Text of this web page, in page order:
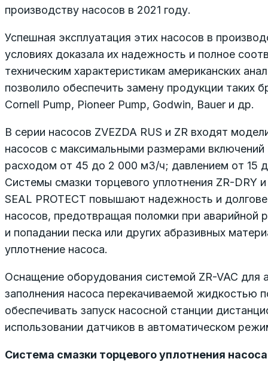
производству насосов в 2021 году.
Успешная эксплуатация этих насосов в
условиях доказала их надежность и полное
техническим характеристикам американских
позволило обеспечить замену продукции таких
Cornell Pump, Pioneer Pump, Godwin, Bauer и др.
В серии насосов ZVEZDA RUS и ZR входят
насосов с максимальными размерами
расходом от 45 до 2 000 м3/ч; давлением от 15
Системы смазки торцевого уплотнения ZR-DRY
SEAL PROTECT повышают надежность и
насосов, предот­вращая поломки при аварийной
и попадании песка или других абразивных
уплотнение насоса.
Оснащение оборудования системой ZR-VAC для
заполнения насоса перекачиваемой жидкостью
обеспечивать запуск насосной станции
использовании датчиков в автоматическом
Система смазки торцевого уплотнения насоса